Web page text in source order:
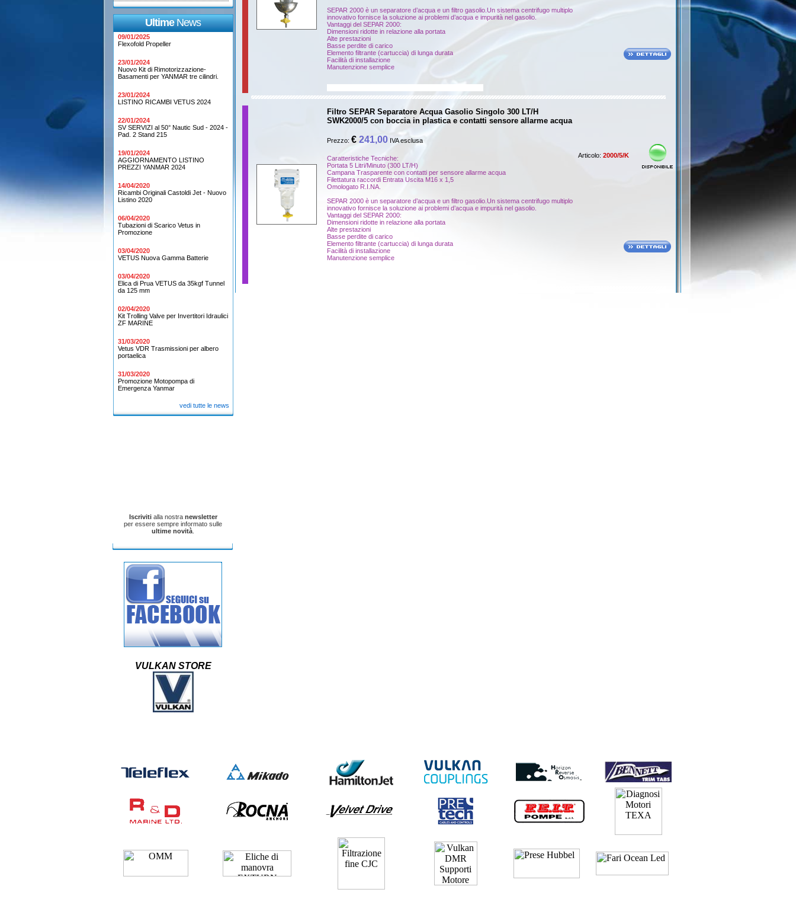
UltimeNews
09/01/2025
Flexofold Propeller
23/01/2024
Nuovo Kit di Rimotorizzazione-
Basamenti per YANMAR tre cilindri.
23/01/2024
LISTINO RICAMBI VETUS 2024
22/01/2024
SV SERVIZI al 50° Nautic Sud - 2024 -
Pad. 2 Stand 215
19/01/2024
AGGIORNAMENTO LISTINO
PREZZI YANMAR 2024
14/04/2020
Ricambi Originali Castoldi Jet - Nuovo
Listino 2020
06/04/2020
Tubazioni di Scarico Vetus in
Promozione
03/04/2020
VETUS Nuova Gamma Batterie
03/04/2020
Elica di Prua VETUS da 35kgf Tunnel
da 125 mm
02/04/2020
Kit Trolling Valve per Invertitori Idraulici
ZF MARINE
31/03/2020
Vetus VDR Trasmissioni per albero
portaelica
31/03/2020
Promozione Motopompa di
Emergenza Yanmar
vedi tutte le news
Iscrivitialla nostra newsletter
per essere sempre informato sulle
ultime novità
VULKAN STORE
SEPAR 2000 è un separatore d’acqua e un filtro gasolio.Un sistema centrifugo multiplo
innovativo fornisce la soluzione ai problemi d’acqua e impurità nel gasolio.
Vantaggi del SEPAR 2000:
Dimensioni ridotte in relazione alla portata
Alte prestazioni
Basse perdite di carico
Elemento filtrante (cartuccia) di lunga durata
Facilità di installazione
Manutenzione semplice
Filtro SEPAR Separatore Acqua Gasolio Singolo 300 LT/H
SWK2000/5 con boccia in plastica e contatti sensore allarme acqua
Prezzo: € 241,00 IVA esclusa
Caratteristiche Tecniche:
Portata 5 Litri/Minuto (300 LT/H)
Campana Trasparente con contatti per sensore allarme acqua
Filettatura raccordi Entrata Uscita M16 x 1,5
Omologato R.I.NA.
SEPAR 2000 è un separatore d’acqua e un filtro gasolio.Un sistema centrifugo multiplo
innovativo fornisce la soluzione ai problemi d’acqua e impurità nel gasolio.
Vantaggi del SEPAR 2000:
Dimensioni ridotte in relazione alla portata
Alte prestazioni
Basse perdite di carico
Elemento filtrante (cartuccia) di lunga durata
Facilità di installazione
Manutenzione semplice
Articolo: 2000/5/K